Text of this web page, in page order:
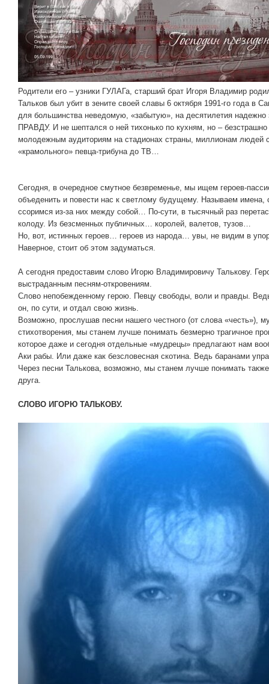
Родители его – узники ГУЛАГа, старший брат Игоря Владимир
Тальков был убит в зените своей славы 6 октября 1991-го года в
для большинства неведомую, «забытую», на десятилетия
ПРАВДУ. И не шептался о ней тихонько по кухням, но –
молодежным аудиториям на стадионах страны, миллионам людей с
«крамольного» певца-трибуна до ТВ…
Сегодня, в очередное смутное безвременье, мы ищем героев-
объеденить и повести нас к светлому будущему. Называем имена,
ссоримся из-за них между собой… По-сути, в тысячный раз
колоду. Из безсменных публичных… королей, валетов, тузов…
Но, вот, истинных героев… героев из народа… увы, не видим в
Наверное, стоит об этом задуматься.
А сегодня предоставим слово Игорю Владимировичу Талькову.
выстраданным песням-откровениям.
Слово непобежденному герою. Певцу свободы, воли и правды.
он, по сути, и отдал свою жизнь.
Возможно, прослушав песни нашего честного (от слова «честь»),
стихотворения, мы станем лучше понимать безмерно трагичное
которое даже и сегодня отдельные «мудрецы» предлагают нам
Аки рабы. Или даже как безсловесная скотина. Ведь баранами
Через песни Талькова, возможно, мы станем лучше понимать
друга.
СЛОВО ИГОРЮ ТАЛЬКОВУ.